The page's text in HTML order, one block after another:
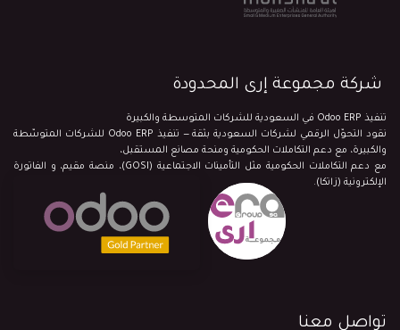
شركة مجموعة إرى المحدودة
تنفيذ Odoo ERP في السعودية للشركات المتوسطة والكبيرة
نقود التحوّل الرقمي لشركات السعودية بثقة — تنفيذ Odoo ERP للشركات المتوسّطة
والكبيرة، مع دعم التكاملات الحكومية ومنحة مصانع المستقبل،
مع دعم التكاملات الحكومية مثل التأمينات الاجتماعية (GOSI)، منصة مقيم، و الفاتورة
الإلكترونية (زاتكا).
تواصل معنا